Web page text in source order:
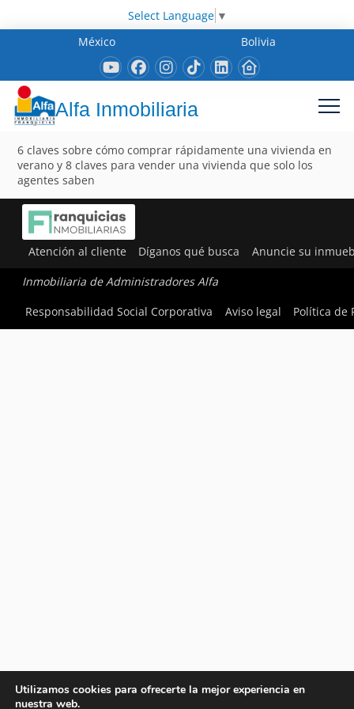
Select Language ▼
México
Bolivia
Alfa Inmobiliaria
6 claves sobre cómo comprar rápidamente una vivienda en
verano y 8 claves para vender una vivienda que solo los
agentes saben
Atención al cliente Díganos qué busca Anuncie su
Inmobiliaria de Administradores Alfa
Responsabilidad Social Corporativa
Aviso legal Política de
Utilizamos cookies para ofrecerte la mejor experiencia en
nuestra web.